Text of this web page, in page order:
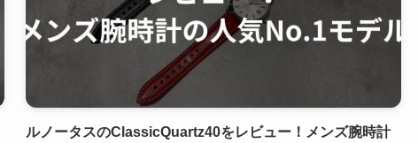
ルノータスのClassicQuartz40をレビュー！メンズ腕時計